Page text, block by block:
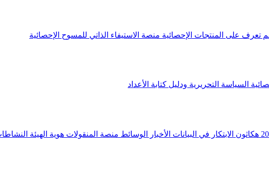
تعرف على المنتجات الإحصائية منصة الاستيفاء الذاتي للمسوح الإحصائية
السياسة التحريرية ودليل كتابة الأعداد
هكاثون الابتكار في البيانات الأخبار الوسائط منصة المنقولات هوية الهيئة